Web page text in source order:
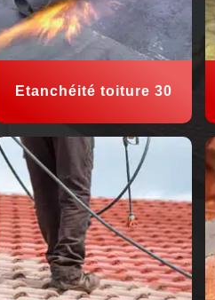
Etanchéité toiture 30